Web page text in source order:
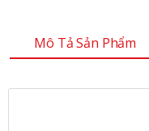
Mô Tả Sản Phẩm